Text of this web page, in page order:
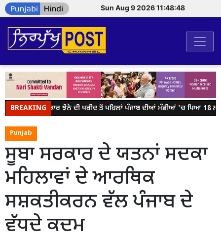
Sun Aug 9 2026 11:48:48
BREAKING
ਕੇਂਦਰ ਸਰਕਾਰ ਝੋਨੇ ਦੀ ਖਰੀਦ ਤੋਂ ਪਹਿਲਾਂ ਪੰਜਾਬ ਦੀਆਂ ਮੰਡੀਆਂ 'ਚ ਪਿਆ 18 ਲੱਖ
Punjab
ਸੂਬਾ ਸਰਕਾਰ ਦੇ ਯਤਨਾਂ ਸਦਕਾ
ਮਹਿਲਾਵਾਂ ਦੇ ਆਰਥਿਕ
ਸਸ਼ਕਤੀਕਰਨ ਵੱਲ ਪੰਜਾਬ ਦੇ
ਵੱਧਦੇ ਕਦਮ